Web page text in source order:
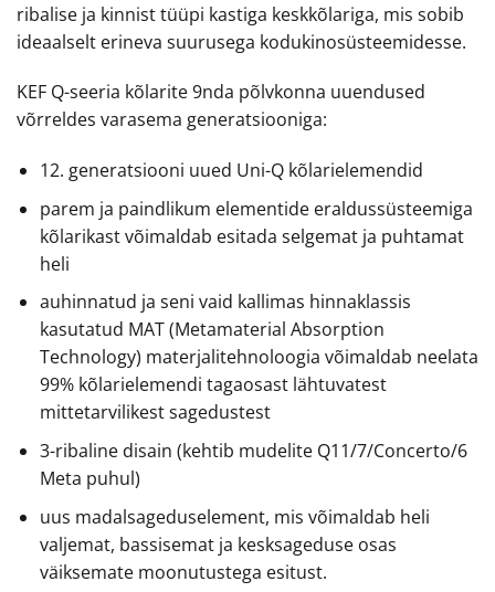
ribalise ja kinnist tüüpi kastiga keskkõlariga, mis sobib
ideaalselt erineva suurusega kodukinosüsteemidesse.
KEF Q-seeria kõlarite 9nda põlvkonna uuendused
võrreldes varasema generatsiooniga:
12. generatsiooni uued Uni-Q kõlarielemendid
parem ja paindlikum elementide eraldussüsteemiga
kõlarikast võimaldab esitada selgemat ja puhtamat
heli
auhinnatud ja seni vaid kallimas hinnaklassis
kasutatud MAT (Metamaterial Absorption
Technology) materjalitehnoloogia võimaldab neelata
99% kõlarielemendi tagaosast lähtuvatest
mittetarvilikest sagedustest
3-ribaline disain (kehtib mudelite Q11/7/Concerto/6
Meta puhul)
uus madalsageduselement, mis võimaldab heli
valjemat, bassisemat ja kesksageduse osas
väiksemate moonutustega esitust.